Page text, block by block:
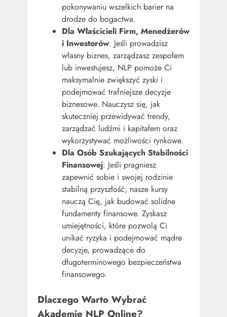
pokonywaniu wszelkich barier na
drodze do bogactwa.
Dla Właścicieli Firm, Menedżerów
i Inwestorów: Jeśli prowadzisz
własny biznes, zarządzasz zespołem
lub inwestujesz, NLP pomoże Ci
maksymalnie zwiększyć zyski i
podejmować trafniejsze decyzje
biznesowe. Nauczysz się, jak
skuteczniej przewidywać trendy,
zarządzać ludźmi i kapitałem oraz
wykorzystywać możliwości rynkowe.
Dla Osób Szukających Stabilności
Finansowej: Jeśli pragniesz
zapewnić sobie i swojej rodzinie
stabilną przyszłość, nasze kursy
nauczą Cię, jak budować solidne
fundamenty finansowe. Zyskasz
umiejętności, które pozwolą Ci
unikać ryzyka i podejmować mądre
decyzje, prowadzące do
długoterminowego bezpieczeństwa
finansowego.
Dlaczego Warto Wybrać
Akademię NLP Online?